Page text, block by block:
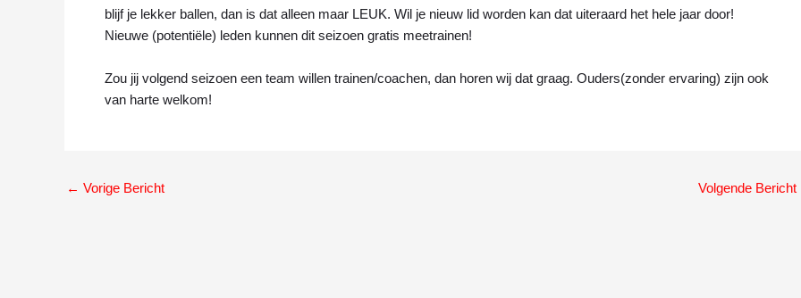
blijf je lekker ballen, dan is dat alleen maar LEUK. Wil je nieuw lid worden kan dat uiteraard het hele jaar door!
Nieuwe (potentiële) leden kunnen dit seizoen gratis meetrainen!
Zou jij volgend seizoen een team willen trainen/coachen, dan horen wij dat graag. Ouders(zonder ervaring) zijn ook
van harte welkom!
← Vorige Bericht Volgende Bericht